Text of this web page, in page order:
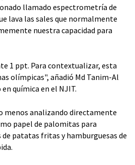
llamado espectrometría de
lava las sales que normalmente
nuestra capacidad para
1 ppt. Para contextualizar, esta
olímpicas", añadió Md Tanim-Al
química en el NJIT.
menos analizando directamente
papel de palomitas para
patatas fritas y hamburguesas de